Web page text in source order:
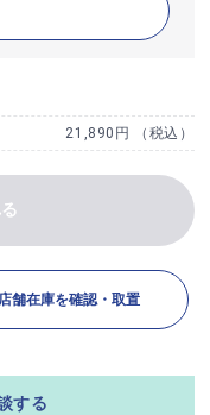
21,890円 （税込）
店舗在庫を確認・取置
する